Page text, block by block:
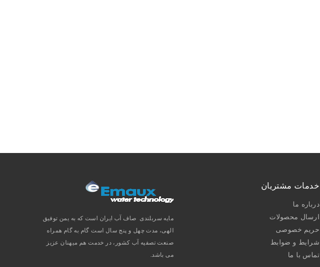
مایه سربلندی صاف آب ایران است که به یمن توفیق
الهی، مدت چهل و پنج سال است گام به گام همراه
صنعت تصفیه آب کشور، در خدمت هم میهنان عزیز
می باشد.
خدمات مشتریان
درباره ما
ارسال محصولات
حریم خصوصی
شرایط و ضوابط
تماس با ما